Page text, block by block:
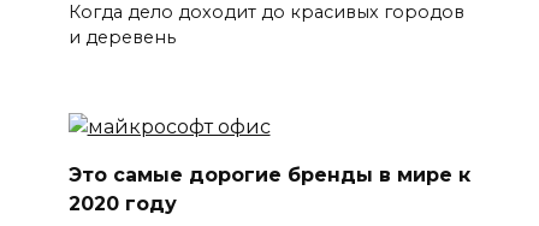
Когда дело доходит до красивых городов
и деревень
Это самые дорогие бренды в мире к
2020 году